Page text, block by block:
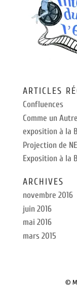
ARTICLES
Confluences
Comme un Autre
exposition à la
Projection de
Exposition à la
ARCHIVES
novembre 2016
juin 2016
mai 2016
mars 2015
©